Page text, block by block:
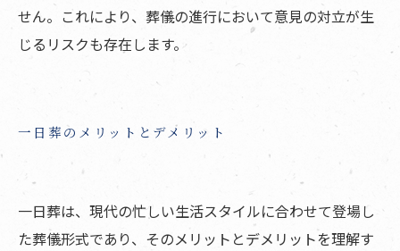
せん。これにより、葬儀の進行において意見の対立が生
じるリスクも存在します。
一日葬のメリットとデメリット
一日葬は、現代の忙しい生活スタイルに合わせて登場し
た葬儀形式であり、そのメリットとデメリットを理解す